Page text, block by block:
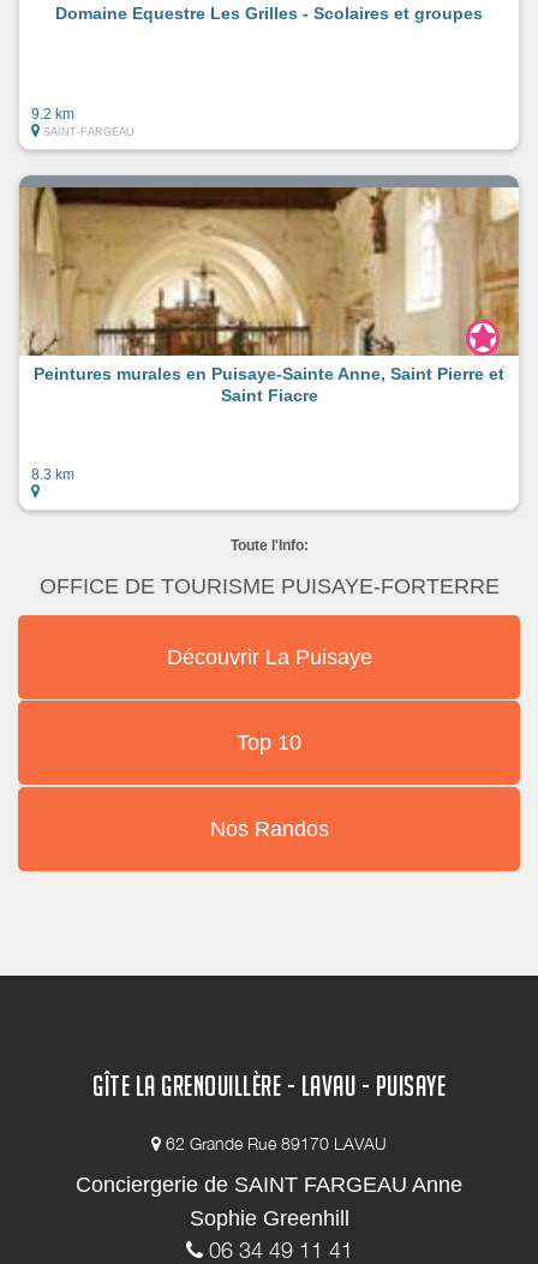
Domaine Equestre Les Grilles - Scolaires et groupes
9.2 km
SAINT-FARGEAU
Peintures murales en Puisaye-Sainte Anne, Saint Pierre et
Saint Fiacre
8.3 km
Toute l'Info:
OFFICE DE TOURISME PUISAYE-FORTERRE
Découvrir La Puisaye
Top 10
Nos Randos
GÎTE LA GRENOUILLÈRE - LAVAU - PUISAYE
62 Grande Rue 89170 LAVAU
Conciergerie de SAINT FARGEAU Anne
Sophie Greenhill
06 34 49 11 41